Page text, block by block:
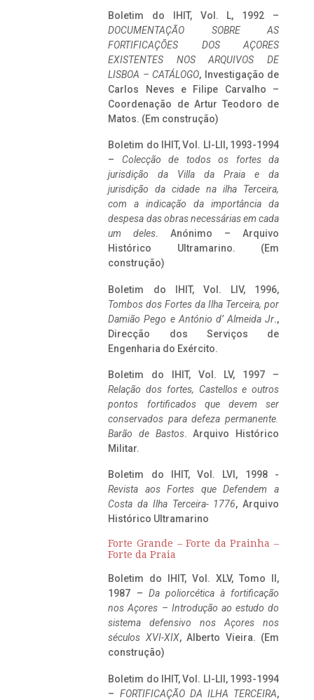
Boletim do IHIT, Vol. L, 1992 –
DOCUMENTAÇÃO SOBRE AS
FORTIFICAÇÕES DOS AÇORES
EXISTENTES NOS ARQUIVOS DE
LISBOA – CATÁLOGO, Investigação de
Carlos Neves e Filipe Carvalho –
Coordenação de Artur Teodoro de
Matos. (Em construção)
Boletim do IHIT, Vol. LI-LII, 1993-1994
– Colecção de todos os fortes da
jurisdição da Villa da Praia e da
jurisdição da cidade na ilha Terceira,
com a indicação da importância da
despesa das obras necessárias em cada
um deles. Anónimo – Arquivo
Histórico Ultramarino. (Em
construção)
Boletim do IHIT, Vol. LIV, 1996,
Tombos dos Fortes da Ilha Terceira, por
Damião Pego e António d’ Almeida Jr.,
Direcção dos Serviços de
Engenharia do Exército.
Boletim do IHIT, Vol. LV, 1997 –
Relação dos fortes, Castellos e outros
pontos fortificados que devem ser
conservados para defeza permanente.
Barão de Bastos. Arquivo Histórico
Militar.
Boletim do IHIT, Vol. LVI, 1998 -
Revista aos Fortes que Defendem a
Costa da Ilha Terceira- 1776, Arquivo
Histórico Ultramarino
Forte Grande – Forte da Prainha –
Forte da Praia
Boletim do IHIT, Vol. XLV, Tomo II,
1987 – Da poliorcética à fortificação
nos Açores – Introdução ao estudo do
sistema defensivo nos Açores nos
séculos XVI-XIX, Alberto Vieira. (Em
construção)
Boletim do IHIT, Vol. LI-LII, 1993-1994
– FORTIFICAÇÃO DA ILHA TERCEIRA,